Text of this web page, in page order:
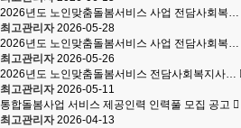
2026년도 노인맞춤돌봄서비스 사업 전담사회복…
최고관리자 2026-05-28
2026년도 노인맞춤돌봄서비스 사업 전담사회복…
최고관리자 2026-05-26
2026년도 노인맞춤돌봄서비스 전담사회복지사…
최고관리자 2026-05-11
통합돌봄사업 서비스 제공인력 인력풀 모집 공고
최고관리자 2026-04-13